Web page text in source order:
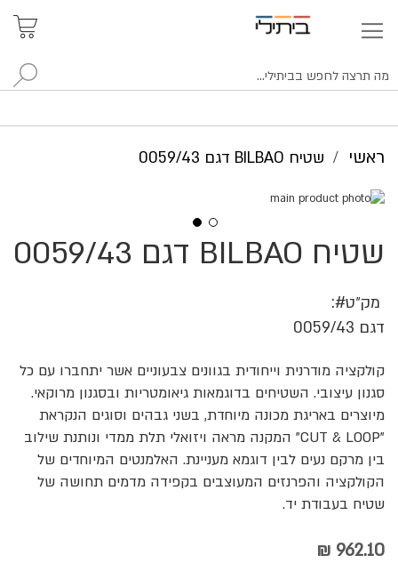
ראשי שטיח BILBAO דגם 0059/43
שטיח BILBAO דגם 0059/43
מק״ט
דגם 0059/43
קולקציה מודרנית וייחודית בגוונים צבעוניים אשר יתחברו עם כל
סגנון עיצובי. השטיחים בדוגמאות גיאומטריות ובסגנון מרוקאי.
מיוצרים באריגת מכונה מיוחדת, בשני גבהים וסוגים הנקראת
"CUT & LOOP" המקנה מראה ויזואלי תלת ממדי ונותנת שילוב
בין מרקם נעים לבין דוגמא מעניינת. האלמנטים המיוחדים של
הקולקציה והפרנזים המעוצבים בקפידה מדמים תחושה של
שטיח בעבודת יד.
962.10 ₪
לדלג
גלריית
לדלג
להתחלה
גלריית
תמונות